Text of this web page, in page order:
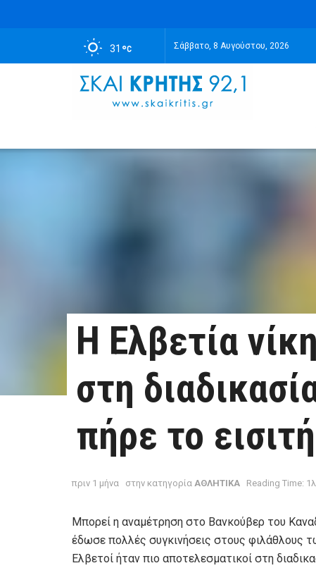
31 Σάββατο, 8 Αυγούστου, 2026
Η Ελβετία
στη
πήρε το
πριν 1 μήνα στην κατηγορία ΑΘΛΗΤΙΚΑ Reading Time:
Μπορεί η αναμέτρηση στο Βανκούβερ του
έδωσε πολλές συγκινήσεις στους φιλάθλους
Ελβετοί ήταν πιο αποτελεσματικοί στη